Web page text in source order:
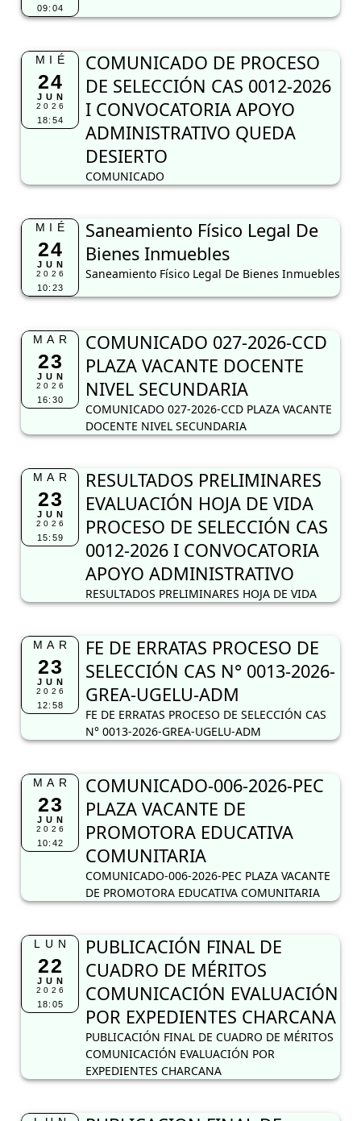
09:04
MIÉ
24
JUN
2026
18:54
COMUNICADO DE PROCESO
DE SELECCIÓN CAS 0012-2026
I CONVOCATORIA APOYO
ADMINISTRATIVO QUEDA
DESIERTO
COMUNICADO
MIÉ
24
JUN
2026
10:23
Saneamiento Físico Legal De
Bienes Inmuebles
Saneamiento Físico Legal De Bienes Inmuebles
MAR
23
JUN
2026
16:30
COMUNICADO 027-2026-CCD
PLAZA VACANTE DOCENTE
NIVEL SECUNDARIA
COMUNICADO 027-2026-CCD PLAZA VACANTE
DOCENTE NIVEL SECUNDARIA
MAR
23
JUN
2026
15:59
RESULTADOS PRELIMINARES
EVALUACIÓN HOJA DE VIDA
PROCESO DE SELECCIÓN CAS
0012-2026 I CONVOCATORIA
APOYO ADMINISTRATIVO
RESULTADOS PRELIMINARES HOJA DE VIDA
MAR
23
JUN
2026
12:58
FE DE ERRATAS PROCESO DE
SELECCIÓN CAS N° 0013-2026-
GREA-UGELU-ADM
FE DE ERRATAS PROCESO DE SELECCIÓN CAS
N° 0013-2026-GREA-UGELU-ADM
MAR
23
JUN
2026
10:42
COMUNICADO-006-2026-PEC
PLAZA VACANTE DE
PROMOTORA EDUCATIVA
COMUNITARIA
COMUNICADO-006-2026-PEC PLAZA VACANTE
DE PROMOTORA EDUCATIVA COMUNITARIA
LUN
22
JUN
2026
18:05
PUBLICACIÓN FINAL DE
CUADRO DE MÉRITOS
COMUNICACIÓN EVALUACIÓN
POR EXPEDIENTES CHARCANA
PUBLICACIÓN FINAL DE CUADRO DE MÉRITOS
COMUNICACIÓN EVALUACIÓN POR
EXPEDIENTES CHARCANA